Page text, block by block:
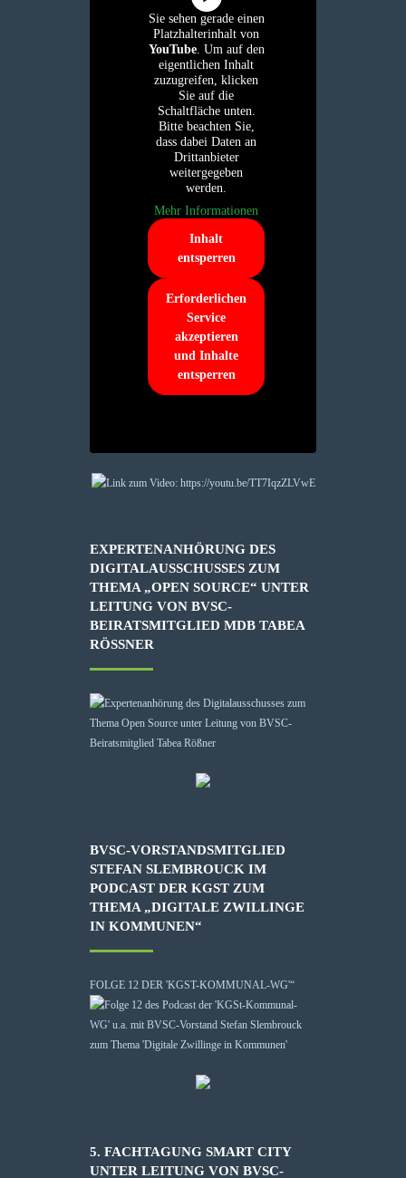
Sie sehen gerade einen
Platzhalterinhalt von
YouTube. Um auf den
eigentlichen Inhalt
zuzugreifen, klicken
Sie auf die
Schaltfläche unten.
Bitte beachten Sie,
dass dabei Daten an
Drittanbieter
weitergegeben
werden.
Mehr Informationen
Inhalt
entsperren
Erforderlichen
Service
akzeptieren
und Inhalte
entsperren
EXPERTENANHÖRUNG DES
DIGITALAUSSCHUSSES ZUM
THEMA „OPEN SOURCE“ UNTER
LEITUNG VON BVSC-
BEIRATSMITGLIED MDB TABEA
RÖSSNER
BVSC-VORSTANDSMITGLIED
STEFAN SLEMBROUCK IM
PODCAST DER KGST ZUM
THEMA „DIGITALE ZWILLINGE
IN KOMMUNEN“
FOLGE 12 DER 'KGST-KOMMUNAL-WG'“
5. FACHTAGUNG SMART CITY
UNTER LEITUNG VON BVSC-